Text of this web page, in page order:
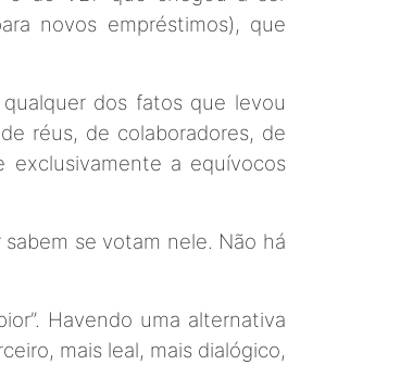
novos empréstimos), que
dos fatos que levou
réus, de colaboradores, de
a equívocos
se votam nele. Não há
Havendo uma alternativa
mais leal, mais dialógico,